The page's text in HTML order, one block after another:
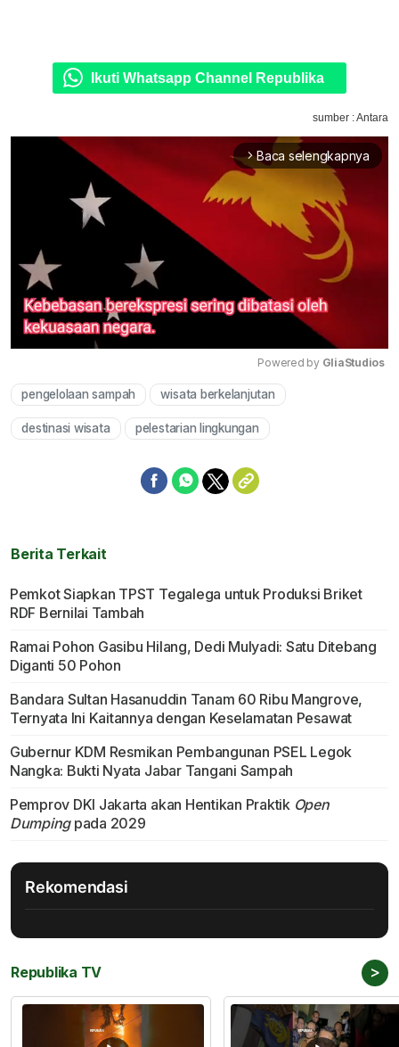
Ikuti Whatsapp Channel Republika
sumber : Antara
arrow_forward_ios Baca selengkapnya
Powered by GliaStudios
pengelolaan sampah wisata berkelanjutan
destinasi wisata pelestarian lingkungan
Berita Terkait
Pemkot Siapkan TPST Tegalega untuk Produksi Briket
RDF Bernilai Tambah
Ramai Pohon Gasibu Hilang, Dedi Mulyadi: Satu Ditebang
Diganti 50 Pohon
Bandara Sultan Hasanuddin Tanam 60 Ribu Mangrove,
Ternyata Ini Kaitannya dengan Keselamatan Pesawat
Gubernur KDM Resmikan Pembangunan PSEL Legok
Nangka: Bukti Nyata Jabar Tangani Sampah
Pemprov DKI Jakarta akan Hentikan Praktik Open
Dumpingpada 2029
Rekomendasi
Republika TV >